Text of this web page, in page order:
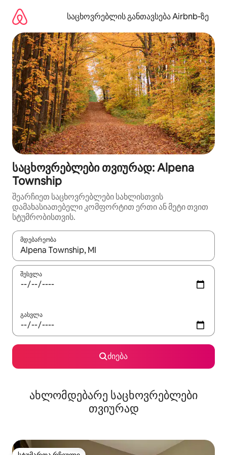
გადასვლა
საცხოვრებლის განთავსება Airbnb‑ზე
საცხოვრებლები თვიურად: Alpena
Township
შეარჩიეთ საცხოვრებლები სახლისთვის
დამახასიათებელი კომფორტით ერთი ან მეტი თვით
სტუმრობისთვის.
მდებარეობა
როცა შედეგები ხელმისაწვდომი გახდება, ნავიგაციისთვის
შესვლა
გასვლა
ძიება
ახლომდებარე საცხოვრებლები
თვიურად